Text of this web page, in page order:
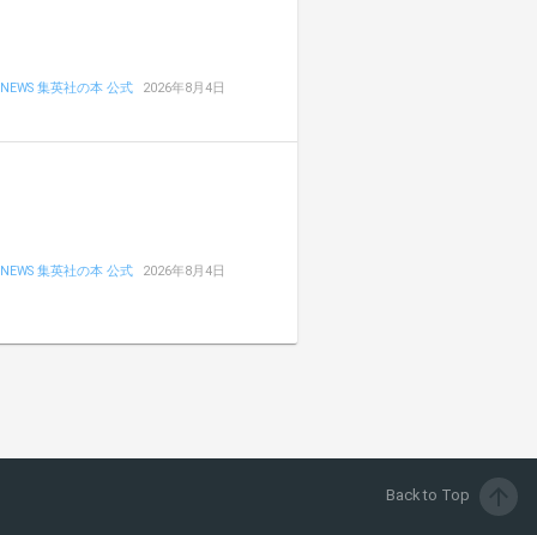
NEWS 集英社の本 公式 2026年8月4日
NEWS 集英社の本 公式 2026年8月4日
Back to Top